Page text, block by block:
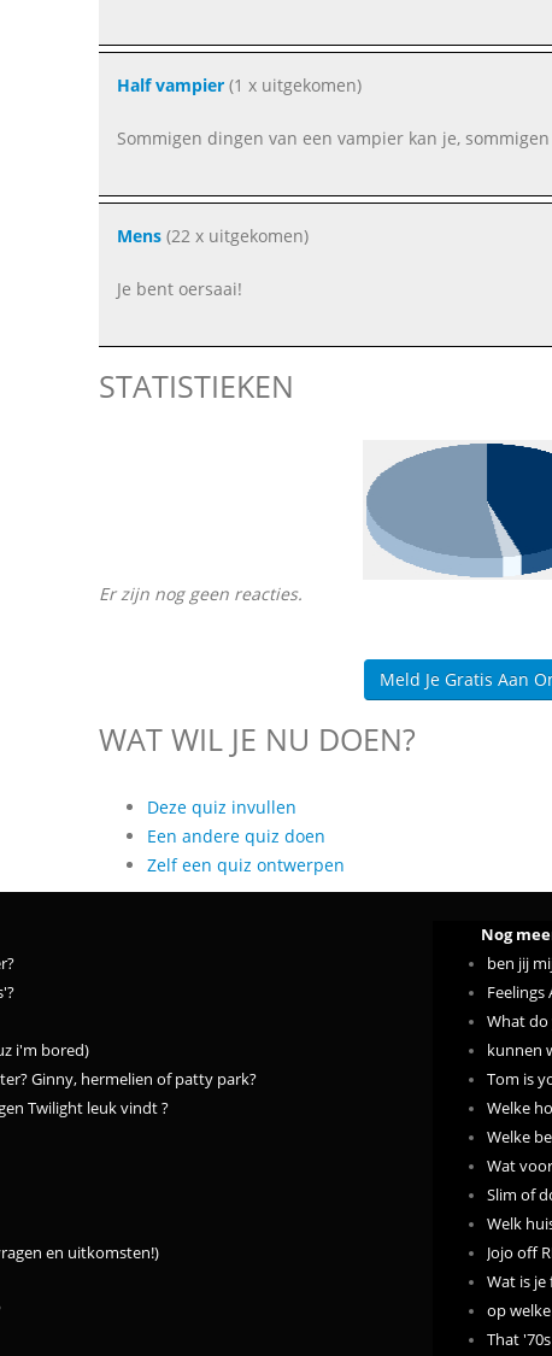
Half vampier(1 x uitgekomen)
Sommigen dingen van een vampier kan je,
Mens(22 x uitgekomen)
Je bent oersaai!
STATISTIEKEN
Er zijn nog geen reacties.
Meld Je Gratis Aan
WAT WIL JE NU DOEN?
Deze quiz invullen
Een andere quiz doen
Zelf een quiz ontwerpen
i'm bored)
Ginny, hermelien of patty park?
Twilight leuk vindt ?
en uitkomsten!)
Nog
ben jij
What do
kunnen
Tom is
Welke
Welke
Wat
Slim of
Welk
Jojo off
Wat is je
op
That